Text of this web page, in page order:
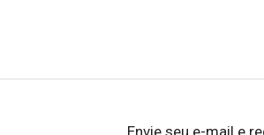
Envie seu e-mail e